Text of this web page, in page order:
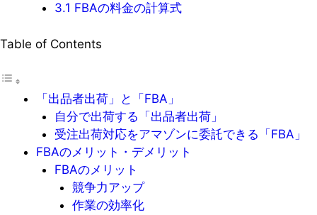
3.1 FBAの料金の計算式
Table of Contents
「出品者出荷」と「FBA」
自分で出荷する「出品者出荷」
受注出荷対応をアマゾンに委託できる「FBA」
FBAのメリット・デメリット
FBAのメリット
競争力アップ
作業の効率化